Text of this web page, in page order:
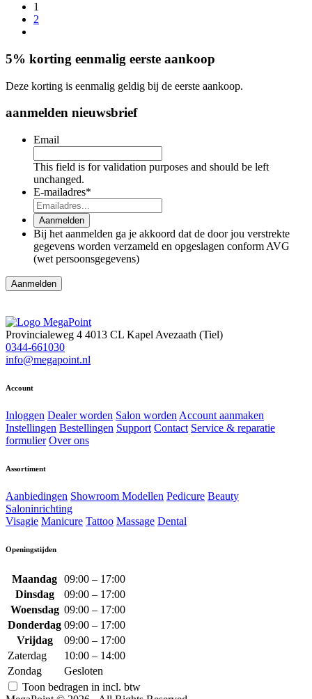
1
2
5% korting eenmalig eerste aankoop
Deze korting is eenmalig geldig bij de eerste aankoop.
aanmelden nieuwsbrief
Email
This field is for validation purposes and should be left
unchanged.
E-mailadres*
Aanmelden
Bij het aanmelden ga je akkoord dat de door jou verstrekte
gegevens worden verzameld en opgeslagen conform AVG
(wet persoonsgegevens)
Provincialeweg 4 4013 CL Kapel Avezaath (Tiel)
0344-661030
info@megapoint.nl
Account
Inloggen Dealer worden Salon worden Account aanmaken
Instellingen Bestellingen Support Contact Service & reparatie
formulier Over ons
Assortiment
Aanbiedingen Showroom Modellen Pedicure Beauty
Saloninrichting
Visagie Manicure Tattoo Massage Dental
Openingstijden
Maandag 09:00 – 17:00
Dinsdag
09:00 – 17:00
Woensdag 09:00 – 17:00
Donderdag 09:00 – 17:00
Vrijdag
09:00 – 17:00
Zaterdag
10:00 – 14:00
Zondag
Gesloten
Toon bedragen in incl. btw